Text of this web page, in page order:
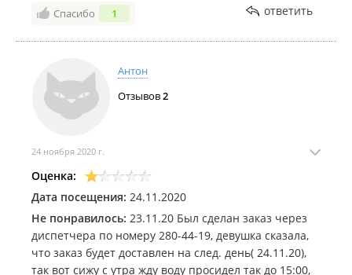
Спасибо 1 ответить
Антон
Отзывов2
24 ноября 2020 г.
Оценка:
Дата посещения: 24.11.2020
Не понравилось: 23.11.20 Был сделан заказ через
диспетчера по номеру 280-44-19, девушка сказала,
что заказ будет доставлен на след. день( 24.11.20),
так вот сижу с утра жду воду просидел так до 15:00,